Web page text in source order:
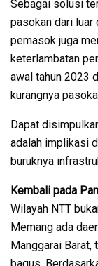
Sebagai solusi
pasokan dari luar
pemasok juga
keterlambatan
awal tahun 2023
kurangnya
Dapat
adalah implikasi
buruknya
Kembali pada
Wilayah NTT
Memang ada
Manggarai